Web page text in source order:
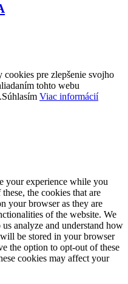
pre zlepšenie svojho
tohto webu
Súhlasím Viac informácií
your experience while you
the cookies that are
your browser as they are
of the website. We
analyze and understand how
be stored in your browser
the option to opt-out of these
cookies may affect your